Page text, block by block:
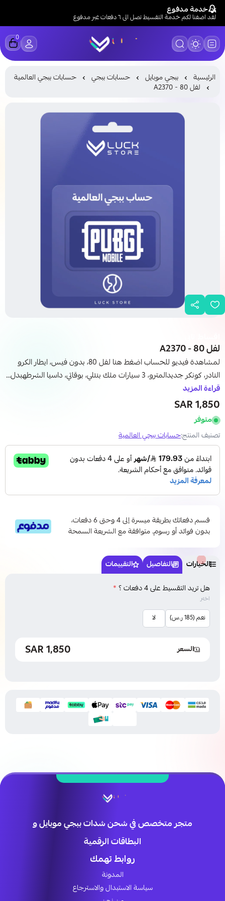
خدمة مدفوع
لقد اضفنا لكم خدمة التقسيط تصل الى ٦ دفعات عبر مدفوع
LUCK STORE
0
الرئيسية ببجي موبايل حسابات ببجي
حسابات ببجي العالمية
لفل 80 - A2370
لفل 80 - A2370
لمشاهدة فيديو للحساب اضغط هنا لفل 80، بدون فيس، ايطار الكرو
النادر، كونكر جديدالمترو، 3 سيارات مثك بنتلي، بوقاتي، داسيا الشرطهبدل...
قراءة المزيد
1,850 SAR
متوفر
تصنيف المنتج:حسابات ببجي العالمية
قسم دفعاتك بطريقة ميسرة إلى 4 وحتى 6 دفعات،
بدون فوائد أو رسوم. متوافقة مع الشريعة السمحة
الخيارات التفاصيل التقييمات
هل تريد التقسيط على 4 دفعات ؟ *
اختر
نعم (185 ر.س) لا
السعر 1,850 SAR
متجر متخصص في شحن شدات ببجي موبايل و
البطاقات الرقمية
روابط تهمك
المدونة
سياسة الاستبدال والاسترجاع